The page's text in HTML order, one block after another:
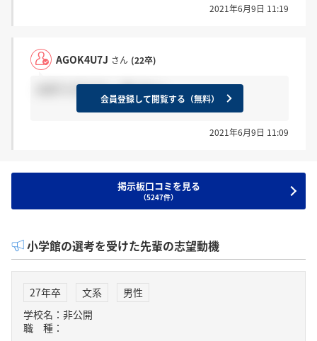
2021年6月9日 11:19
AGOK4U7J さん (22卒)
お祈りされてた。死にたい。
会員登録して閲覧する（無料）
2021年6月9日 11:09
掲示板口コミを見る
（5247件）
小学館の選考を受けた先輩の志望動機
27年卒 文系
男性
学校名：非公開
職 種：